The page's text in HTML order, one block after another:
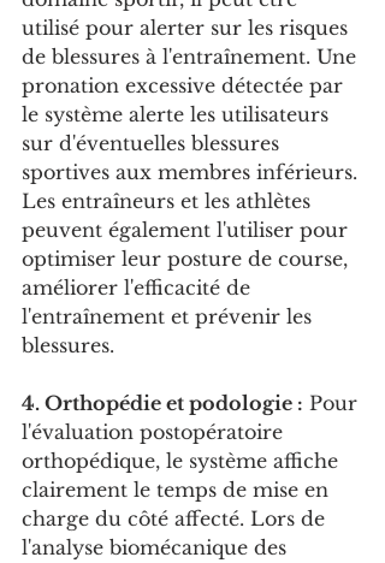
utilisé pour alerter sur les risques
de blessures à l'entraînement. Une
pronation excessive détectée par
le système alerte les utilisateurs
sur d'éventuelles blessures
sportives aux membres inférieurs.
Les entraîneurs et les athlètes
peuvent également l'utiliser pour
optimiser leur posture de course,
améliorer l'efficacité de
l'entraînement et prévenir les
blessures.
4. Orthopédie et podologie : Pour
l'évaluation postopératoire
orthopédique, le système affiche
clairement le temps de mise en
charge du côté affecté. Lors de
l'analyse biomécanique des